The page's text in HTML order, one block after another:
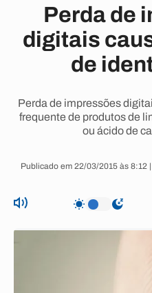
Perda de
digitais
de
Perda de impressões
frequente de produtos de
ou ácido de
Publicado em 22/03/2015 às 8:12